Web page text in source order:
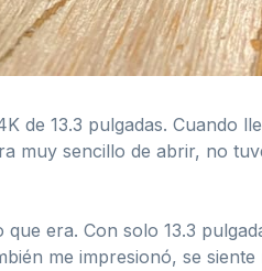
de 13.3 pulgadas. Cuando
muy sencillo de abrir, no
era. Con solo 13.3
me impresionó, se